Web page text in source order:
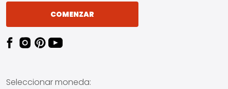
COMENZAR
Seleccionar moneda: